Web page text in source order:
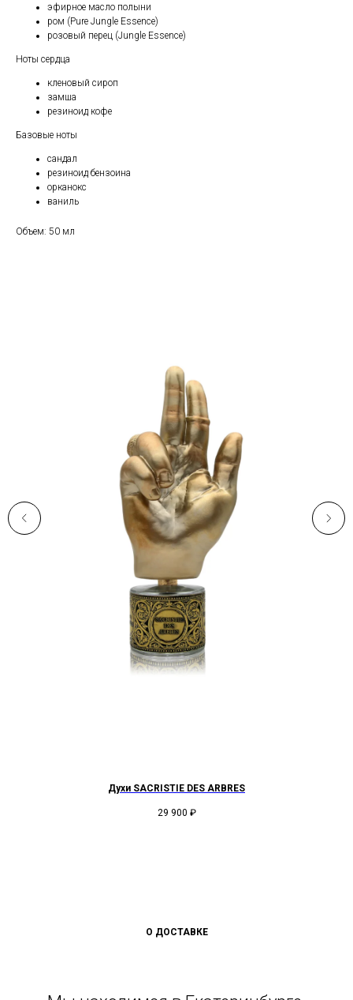
эфирное масло полыни
ром (Pure Jungle Essence)
розовый перец (Jungle Essence)
Ноты сердца
кленовый сироп
замша
резиноид кофе
Базовые ноты
сандал
резиноид бензоина
орканокс
ваниль
Объем: 50 мл
Духи SACRISTIE DES ARBRES
29 900 ₽
О ДОСТАВКЕ